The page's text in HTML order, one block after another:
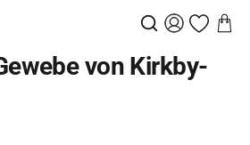
von Kirkby-